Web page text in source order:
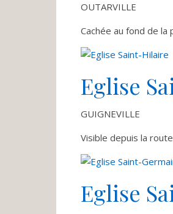
OUTARVILLE
Cachée au fond de
Eglise
GUIGNEVILLE
Visible depuis la
Eglise